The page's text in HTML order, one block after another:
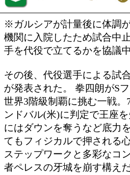
ピード感のあるテンポ
右ボディ、さらに左ボ
決定力の高いショット
し、相手に的を絞らせ
を握ることが期待され
堅守をベースにジャブ
い、接近戦もこなすオ
た一撃はないが、総合
だ。ただし、守りを固
は左右のボディ攻撃で
っており、ラウンドが